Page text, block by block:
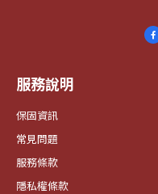
服務說明
保固資訊
常見問題
服務條款
隱私權條款